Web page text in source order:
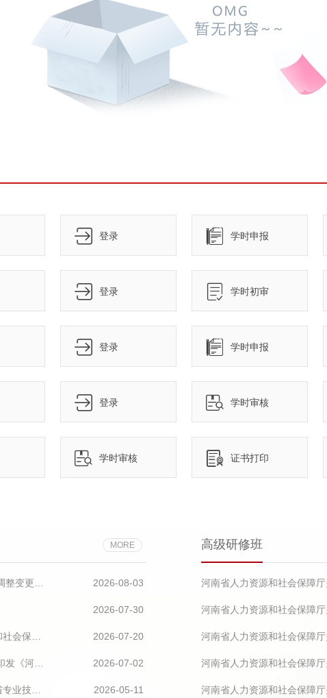
登录 学时申报
登录 学时初审
登录 学时申报
登录 学时审核
学时审核 证书打印
MORE
2026-08-03
2026-07-30
2026-07-20
2026-07-02
2026-05-11
高级研修班
河南省人力资源和社会保障